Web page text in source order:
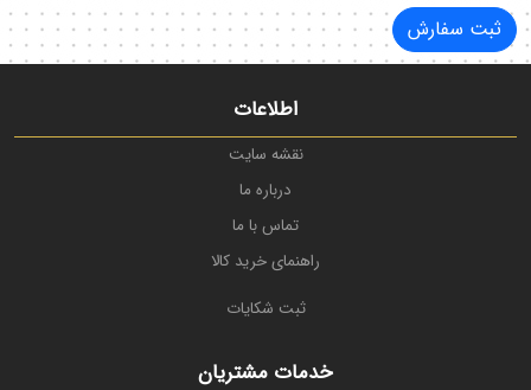
ثبت سفارش
اطلاعات
نقشه سایت
درباره ما
تماس با ما
راهنمای خرید کالا
ثبت شکایات
خدمات مشتریان